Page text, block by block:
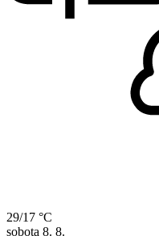
29/17 °C
sobota 8. 8.